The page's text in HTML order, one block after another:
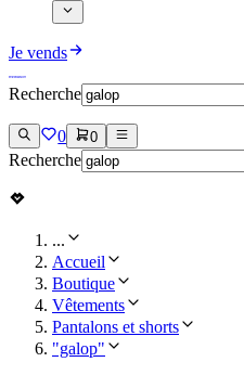
Je vends
Recherche
0 0
Recherche
...
Accueil
Boutique
Vêtements
Pantalons et shorts
"galop"